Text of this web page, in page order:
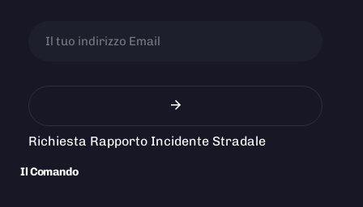
Richiesta Rapporto Incidente Stradale
Il Comando